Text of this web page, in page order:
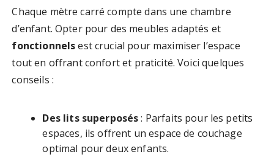
Chaque mètre carré compte dans une chambre
d’enfant. Opter pour des meubles adaptés et
fonctionnelsest crucial pour maximiser l’espace
tout en offrant confort et praticité. Voici quelques
conseils :
Des lits superposés: Parfaits pour les petits
espaces, ils offrent un espace de couchage
optimal pour deux enfants.